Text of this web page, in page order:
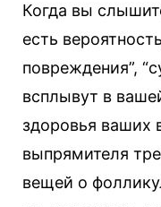
Когда вы
есть
повреждения”,
всплывут в
здоровья ваших
выпрямителя
вещей о